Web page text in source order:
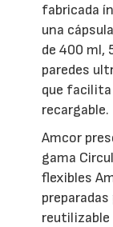
fabricada
una
de 400 ml,
paredes
que
recargable.
Amcor
gama
flexibles
reutilizable